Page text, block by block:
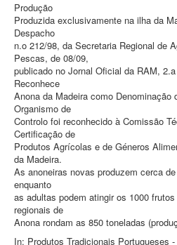
Produção
Produzida exclusivamente na ilha da
Despacho
n.o 212/98, da Secretaria Regional de
Pescas, de 08/09,
publicado no Jornal Oficial da RAM,
Reconhece
Anona da Madeira como Denominação
Organismo de
Controlo foi reconhecido à Comissão
Certificação de
Produtos Agrícolas e de Géneros
da Madeira.
As anoneiras novas produzem cerca
enquanto
as adultas podem atingir os 1000
regionais de
Anona rondam as 850 toneladas
In: Produtos Tradicionais Portugueses